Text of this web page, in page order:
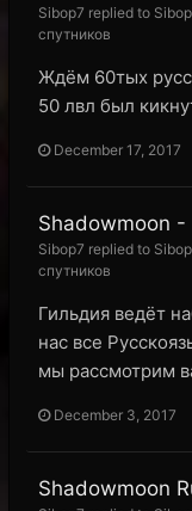
Sibop7 replied to
спутников
Ждём 60тых
50 лвл был
December 17, 2017
Shadowmoon -
Sibop7 replied to
спутников
Гильдия ведёт
нас все
мы рассмотрим
December 3, 2017
Shadowmoon